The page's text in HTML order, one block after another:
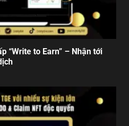
“Write to Earn” – Nhận tới